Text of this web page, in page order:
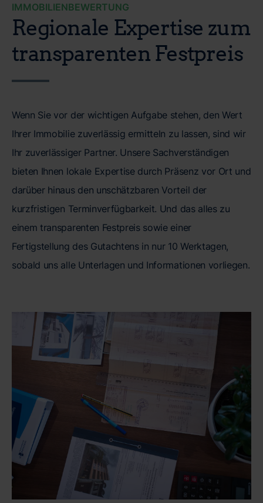
IMMOBILIENBEWERTUNG
Regionale Expertise zum
transparenten Festpreis
Wenn Sie vor der wichtigen Aufgabe stehen, den Wert
Ihrer Immobilie zuverlässig ermitteln zu lassen, sind wir
Ihr zuverlässiger Partner. Unsere Sachverständigen
bieten Ihnen lokale Expertise durch Präsenz vor Ort und
darüber hinaus den unschätzbaren Vorteil der
kurzfristigen Terminverfügbarkeit. Und das alles zu
einem transparenten Festpreis sowie einer
Fertigstellung des Gutachtens in nur 10 Werktagen,
sobald uns alle Unterlagen und Informationen vorliegen.